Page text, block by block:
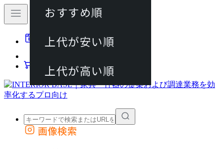
動画マニュアル
カート
外部サイトの商品をカートに追加
画像検索
おすすめ順
上代が安い順
上代が高い順